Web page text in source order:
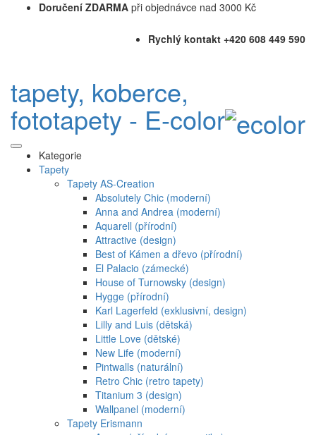
Doručení ZDARMA při objednávce nad 3000 Kč
Rychlý kontakt +420 608 449 590
tapety, koberce,
fototapety - E-color
Kategorie
Tapety
Tapety AS-Creation
Absolutely Chic (moderní)
Anna and Andrea (moderní)
Aquarell (přírodní)
Attractive (design)
Best of Kámen a dřevo (přírodní)
El Palacio (zámecké)
House of Turnowsky (design)
Hygge (přírodní)
Karl Lagerfeld (exklusivní, design)
Lilly and Luis (dětská)
Little Love (dětské)
New Life (moderní)
Pintwalls (naturální)
Retro Chic (retro tapety)
Titanium 3 (design)
Wallpanel (moderní)
Tapety Erismann